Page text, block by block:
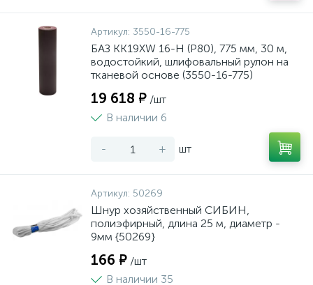
Артикул: 3550-16-775
БАЗ KK19XW 16-H (Р80), 775 мм, 30 м,
водостойкий, шлифовальный рулон на
тканевой основе (3550-16-775)
19 618 ₽ /шт
В наличии 6
- + шт
Артикул: 50269
Шнур хозяйственный СИБИН,
полиэфирный, длина 25 м, диаметр -
9мм {50269}
166 ₽ /шт
В наличии 35